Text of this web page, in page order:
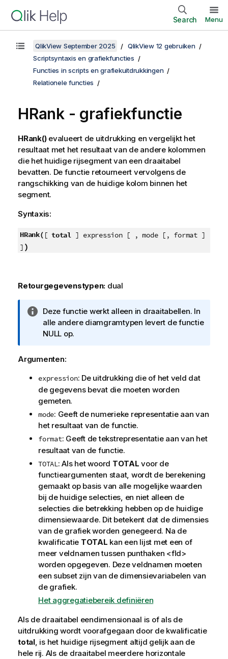
Search Menu
QlikView September 2025
QlikView 12 gebruiken
Scriptsyntaxis en grafiekfuncties
Functies in scripts en grafiekuitdrukkingen
Relationele functies
HRank - grafiekfunctie
HRank()evalueert de uitdrukking en vergelijkt het
resultaat met het resultaat van de andere kolommen
die het huidige rijsegment van een draaitabel
bevatten. De functie retourneert vervolgens de
rangschikking van de huidige kolom binnen het
segment.
Syntaxis:
HRank( [ total] expression [ , mode [, format ]
] )
Retourgegevenstypen: dual
I
n
f
r
a
t
i
e
Deze functie werkt alleen in draaitabellen. In
alle andere diamgramtypen levert de functie
NULL op.
Argumenten:
expression: De uitdrukking die of het veld dat
de gegevens bevat die moeten worden
gemeten.
mode: Geeft de numerieke representatie aan van
het resultaat van de functie.
format: Geeft de tekstrepresentatie aan van het
resultaat van de functie.
TOTAL: Als het woord TOTAL voor de
functieargumenten staat, wordt de berekening
gemaakt op basis van alle mogelijke waarden
bij de huidige selecties, en niet alleen de
selecties die betrekking hebben op de huidige
dimensiewaarde. Dit betekent dat de dimensies
van de grafiek worden genegeerd. Na de
kwalificatie TOTAL kan een lijst met een of
meer veldnamen tussen punthaken <fld>
worden opgegeven. Deze veldnamen moeten
een subset zijn van de dimensievariabelen van
de grafiek.
Het aggregatiebereik definiëren
Als de draaitabel eendimensionaal is of als de
uitdrukking wordt voorafgegaan door de kwalificatie
total, is het huidige rijsegment altijd gelijk aan de
hele rij. Als de draaitabel meerdere horizontale